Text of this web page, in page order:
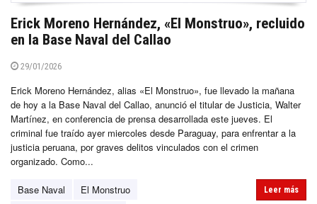
Erick Moreno Hernández, «El Monstruo», recluido
en la Base Naval del Callao
29/01/2026
Erick Moreno Hernández, alias «El Monstruo», fue llevado la mañana
de hoy a la Base Naval del Callao, anunció el titular de Justicia, Walter
Martínez, en conferencia de prensa desarrollada este jueves. El
criminal fue traído ayer miercoles desde Paraguay, para enfrentar a la
justicia peruana, por graves delitos vinculados con el crimen
organizado. Como...
Base Naval
El Monstruo
Leer más